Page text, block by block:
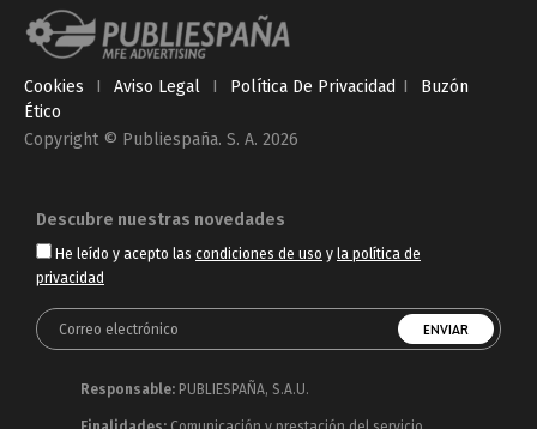
Cookies I Aviso Legal I Política De Privacidad I
Buzón
Ético
Copyright © Publiespaña. S. A. 2026
Descubre nuestras novedades
He leído y acepto las condiciones de uso y la política de
privacidad
Responsable: PUBLIESPAÑA, S.A.U.